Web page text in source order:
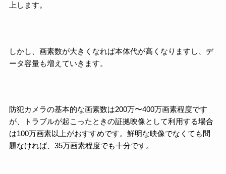
上します。
しかし、画素数が大きくなれば本体代が高くなりますし、デ
ータ容量も増えていきます。
防犯カメラの基本的な画素数は200万〜400万画素程度です
が、トラブルが起こったときの証拠映像として利用する場合
は100万画素以上がおすすめです。鮮明な映像でなくても問
題なければ、35万画素程度でも十分です。